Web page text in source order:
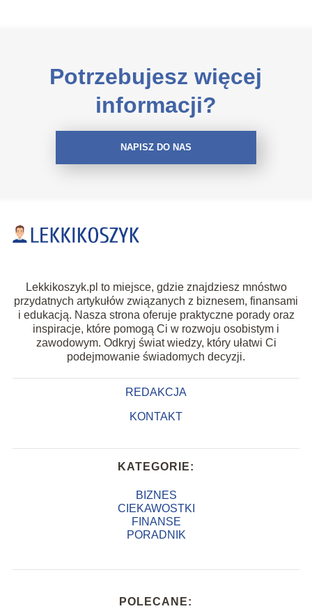
Potrzebujesz więcej
informacji?
NAPISZ DO NAS
Lekkikoszyk.pl to miejsce, gdzie znajdziesz mnóstwo
przydatnych artykułów związanych z biznesem, finansami
i edukacją. Nasza strona oferuje praktyczne porady oraz
inspiracje, które pomogą Ci w rozwoju osobistym i
zawodowym. Odkryj świat wiedzy, który ułatwi Ci
podejmowanie świadomych decyzji.
REDAKCJA
KONTAKT
KATEGORIE:
BIZNES
CIEKAWOSTKI
FINANSE
PORADNIK
POLECANE: